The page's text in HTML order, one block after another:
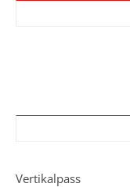
Vertikalpass